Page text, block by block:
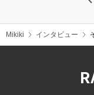
Mikiki インタビュー